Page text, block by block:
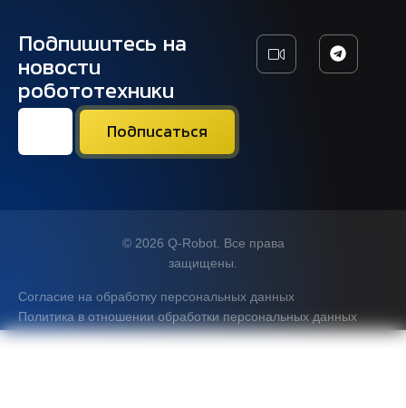
Подпишитесь на
новости
робототехники
© 2026 Q-Robot. Все права
защищены.
Согласие на обработку персональных данных
Политика в отношении обработки персональных данных